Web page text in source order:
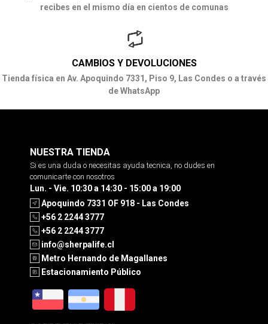
recibes en el mismo día en cientos de comunas
CAMBIOS Y DEVOLUCIONES
Tienda física en Av. Apoquindo 7331, Piso 9, Las Condes o a través
de WhatsApp
NUESTRA TIENDA
Si es una duda o necesitas ayuda tecnica, no dudes en
comunicarte con nosotros
Lun. - Vie. 10:30 a 14:30 - 15:00 a 19:00
Apoquindo 7331 OF 918 - Las Condes
+56 2 2244 3777
+56 2 2244 3777
info@sherpalife.cl
Metro Hernando de Magallanes
Estacionamiento Público